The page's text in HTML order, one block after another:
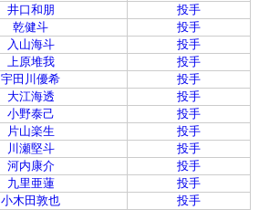
井口和朋
投手
乾健斗
投手
入山海斗
投手
上原堆我
投手
宇田川優希
投手
大江海透
投手
小野泰己
投手
片山楽生
投手
川瀬堅斗
投手
河内康介
投手
九里亜蓮
投手
小木田敦也
投手